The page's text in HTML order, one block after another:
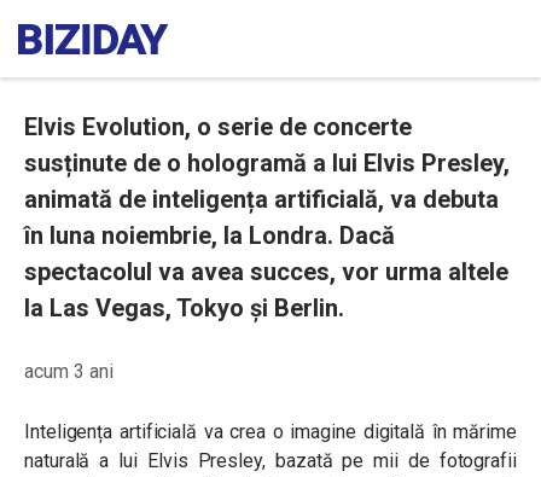
Elvis Evolution, o serie de concerte
susținute de o hologramă a lui Elvis Presley,
animată de inteligența artificială, va debuta
în luna noiembrie, la Londra. Dacă
spectacolul va avea succes, vor urma altele
la Las Vegas, Tokyo și Berlin.
acum 3 ani
Inteligența artificială va crea o imagine digitală în mărime
naturală a lui Elvis Presley, bazată pe mii de fotografii